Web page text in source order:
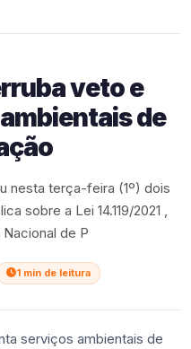
veto e
de
nesta terça-feira (1º) dois
sobre a Lei 14.119/2021 ,
de P
1 min de leitura